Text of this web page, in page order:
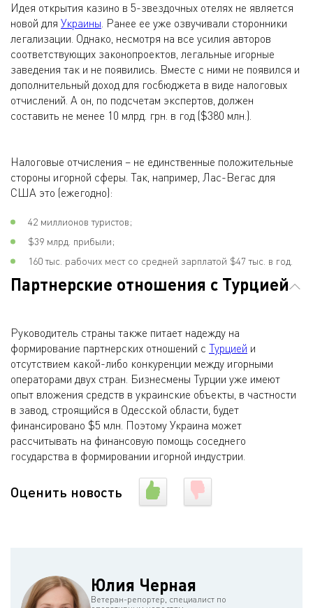
Идея открытия казино в 5-звездочных отелях не является
новой для Украины. Ранее ее уже озвучивали сторонники
легализации. Однако, несмотря на все усилия авторов
соответствующих законопроектов, легальные игорные
заведения так и не появились. Вместе с ними не появился и
дополнительный доход для госбюджета в виде налоговых
отчислений. А он, по подсчетам экспертов, должен
составить не менее 10 млрд. грн. в год ($380 млн.).
Налоговые отчисления – не единственные положительные
стороны игорной сферы. Так, например, Лас-Вегас для
США это (ежегодно):
42 миллионов туристов;
$39 млрд. прибыли;
160 тыс. рабочих мест со средней зарплатой $47 тыс. в год.
Партнерские отношения с Турцией
Руководитель страны также питает надежду на
формирование партнерских отношений с Турцией и
отсутствием какой-либо конкуренции между игорными
операторами двух стран. Бизнесмены Турции уже имеют
опыт вложения средств в украинские объекты, в частности
в завод, строящийся в Одесской области, будет
финансировано $5 млн. Поэтому Украина может
рассчитывать на финансовую помощь соседнего
государства в формировании игорной индустрии.
Оценить новость
Юлия Черная
Ветеран-репортер, специалист по